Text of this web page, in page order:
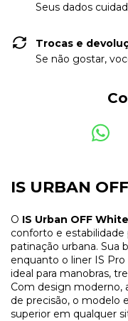
Seus dados
Trocas e
Se não gostar,
IS URBAN
O IS Urban OFF
conforto e estabilidade
patinação urbana. Sua
enquanto o liner IS
ideal para manobras,
Com design moderno,
de precisão, o modelo
superior em qualquer